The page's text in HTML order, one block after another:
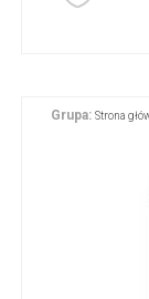
Grupa: Strona